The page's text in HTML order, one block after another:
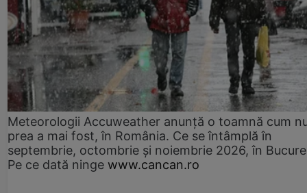
Meteorologii Accuweather anunță o toamnă cum
prea a mai fost, în România. Ce se întâmplă în
septembrie, octombrie și noiembrie 2026, în
Pe ce dată ninge www.cancan.ro